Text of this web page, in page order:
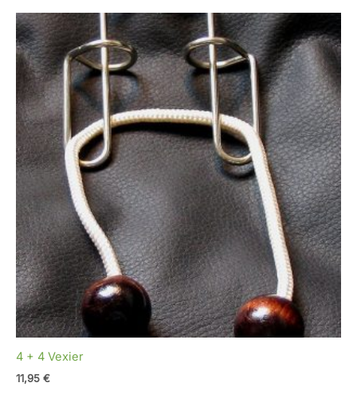
4 + 4 Vexier
11,95 €